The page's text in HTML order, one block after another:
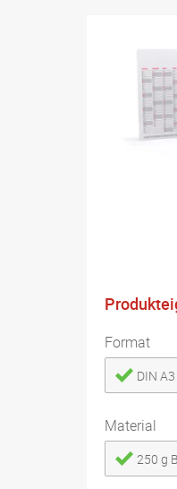
Format
DIN
Material
250 g